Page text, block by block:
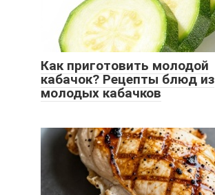
Как приготовить молодой
кабачок? Рецепты блюд из
молодых кабачков